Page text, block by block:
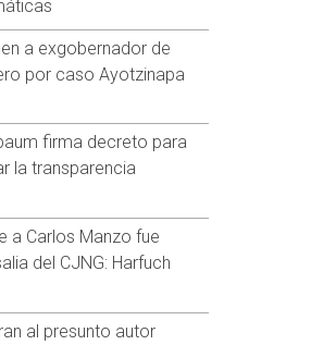
a exgobernador de
por caso Ayotzinapa
firma decreto para
la transparencia
a Carlos Manzo fue
del CJNG: Harfuch
al presunto autor